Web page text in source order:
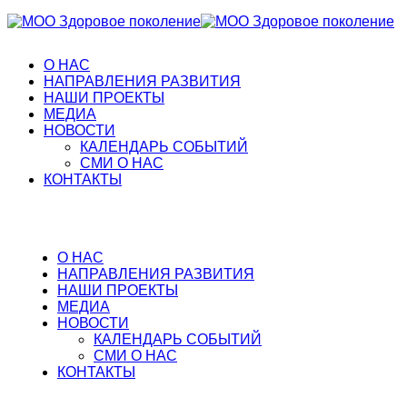
О НАС
НАПРАВЛЕНИЯ РАЗВИТИЯ
НАШИ ПРОЕКТЫ
МЕДИА
НОВОСТИ
КАЛЕНДАРЬ СОБЫТИЙ
СМИ О НАС
КОНТАКТЫ
О НАС
НАПРАВЛЕНИЯ РАЗВИТИЯ
НАШИ ПРОЕКТЫ
МЕДИА
НОВОСТИ
КАЛЕНДАРЬ СОБЫТИЙ
СМИ О НАС
КОНТАКТЫ